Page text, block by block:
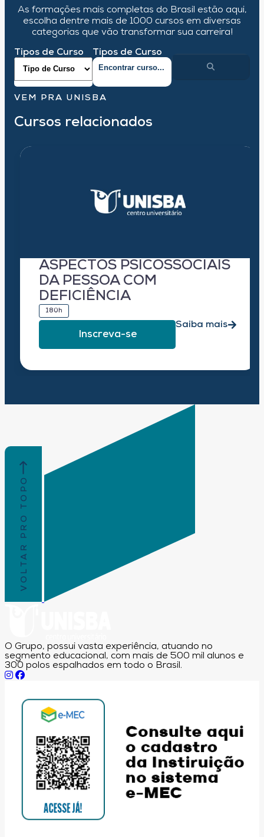
As formações mais completas do Brasil estão aqui,
escolha dentre mais de 1000 cursos em diversas
categorias que vão transformar sua carreira!
Tipos de Curso Tipos de Curso
VEM PRA UNISBA
Cursos relacionados
ASPECTOS PSICOSSOCIAIS
DA PESSOA COM
DEFICIÊNCIA
180h
Inscreva-se
Saiba mais
VOLTAR PRO TOPO
O Grupo, possui vasta experiência, atuando no
segmento educacional, com mais de 500 mil alunos e
300 polos espalhados em todo o Brasil.